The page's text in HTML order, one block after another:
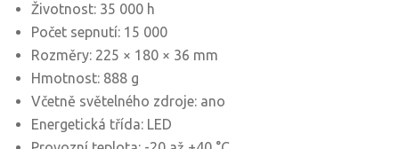
Životnost: 35 000 h
Počet sepnutí: 15 000
Rozměry: 225 × 180 × 36 mm
Hmotnost: 888 g
Včetně světelného zdroje: ano
Energetická třída: LED